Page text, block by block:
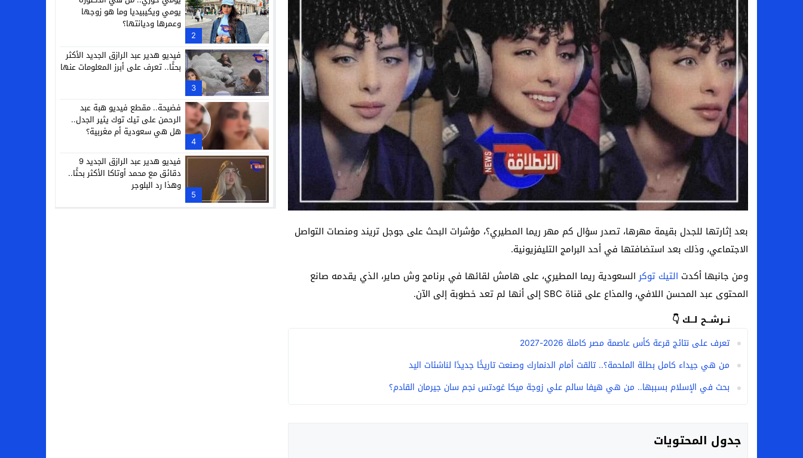
سامو كوستا في معسكر النصر السعودي.. هل انتهت أزمة العالمي المالية؟
إنهاء تعاقد سيف الدين الجزيري مع الزمالك رسميًا
من هي لوز مينديز زوجة إبراهيم دياز بعد خطفها للأنظار؟
الموصل العراقي يعلن ضم المهاجم يوسف أسامة نبيه
بعد إثارتها للجدل بقيمة مهرها، تصدر سؤال كم مهر ريما المطيري؟، مؤشرات البحث على جوجل تريند ومنصات التواصل
الاجتماعي، وذلك بعد استضافتها في أحد البرامج التليفزيونية.
ومن جانبها أكدت التيك توكرالسعودية ريما المطيري، على هامش لقائها في برنامج وش صاير، الذي يقدمه صانع
المحتوى عبد المحسن اللافي، والمذاع على قناة SBC إلى أنها لم تعد خطوبة إلى الآن.
نــرشــح لــك 👇
تعرف على نتائج قرعة كأس عاصمة مصر كاملة 2026-2027
من هي جيداء كامل بطلة الملحمة؟.. تالقت أمام الدنمارك وصنعت تاريخًا جديدًا لناشئات اليد
بحث في الإسلام بسببها.. من هي هيفا سالم علي زوجة ميكا غودتس نجم سان جيرمان القادم؟
جدول المحتويات
2
يومي ويكيبيديا وما هو زوجها
وعمرها وديانتها؟
3
فيديو هدير عبد الرازق الجديد الأكثر
بحثًا.. تعرف على أبرز المعلومات عنها
4
فضيحة.. مقطع فيديو هبة عبد
الرحمن على تيك توك يثير الجدل..
هل هي سعودية أم مغربية؟
5
فيديو هدير عبد الرازق الجديد 9
دقائق مع محمد أوتاكا الأكثر بحثًا..
وهذا رد البلوجر